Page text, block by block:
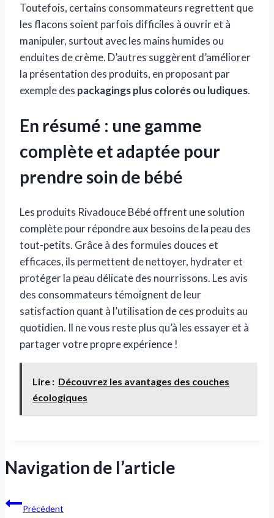
Toutefois, certains consommateurs regrettent que
les flacons soient parfois difficiles à ouvrir et à
manipuler, surtout avec les mains humides ou
enduites de crème. D’autres suggèrent d’améliorer
la présentation des produits, en proposant par
exemple des packagings plus colorés ou ludiques.
En résumé : une gamme
complète et adaptée pour
prendre soin de bébé
Les produits Rivadouce Bébé offrent une solution
complète pour répondre aux besoins de la peau des
tout-petits. Grâce à des formules douces et
efficaces, ils permettent de nettoyer, hydrater et
protéger la peau délicate des nourrissons. Les avis
des consommateurs témoignent de leur
satisfaction quant à l’utilisation de ces produits au
quotidien. Il ne vous reste plus qu’à les essayer et à
partager votre propre expérience !
Lire : Découvrez les avantages des couches
écologiques
Navigation de l’article
Précédent